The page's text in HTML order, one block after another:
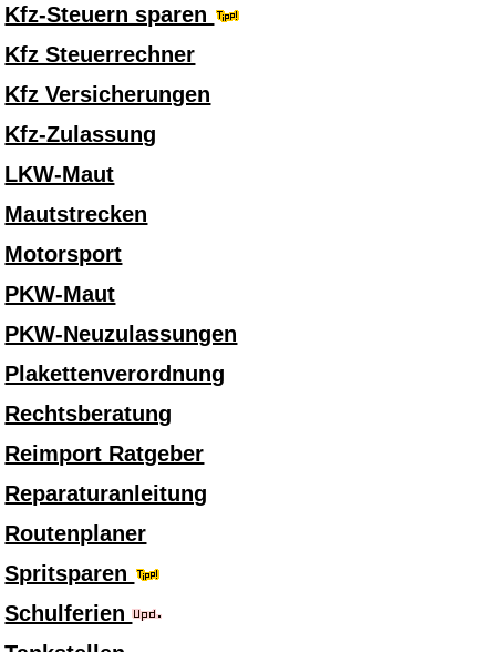
Kfz-Steuern sparen
Kfz Steuerrechner
Kfz Versicherungen
Kfz-Zulassung
LKW-Maut
Mautstrecken
Motorsport
PKW-Maut
PKW-Neuzulassungen
Plakettenverordnung
Rechtsberatung
Reimport Ratgeber
Reparaturanleitung
Routenplaner
Spritsparen
Schulferien